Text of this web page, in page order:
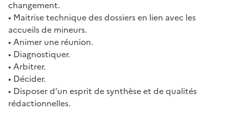
changement.
• Maitrise technique des dossiers en lien avec les
accueils de mineurs.
• Animer une réunion.
• Diagnostiquer.
• Arbitrer.
• Décider.
• Disposer d’un esprit de synthèse et de qualités
rédactionnelles.